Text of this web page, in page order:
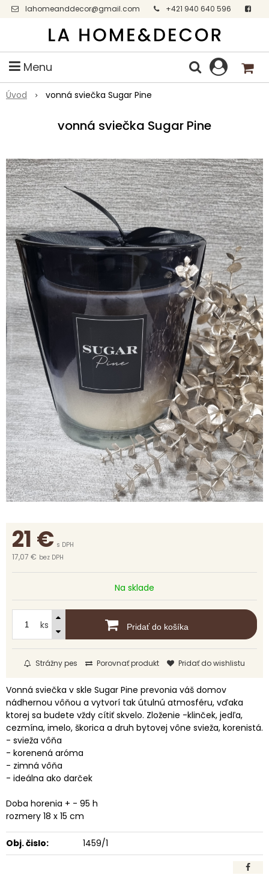
lahomeanddecor@gmail.com
+421 940 640 596
Facebook
Menu
Úvod vonná sviečka Sugar Pine
vonná sviečka Sugar Pine
21 € s DPH
17,07 € bez DPH
Na sklade
ks Pridať do košíka
Strážny pes Porovnať produkt Pridať do wishlistu
Vonná sviečka v skle Sugar Pine prevonia váš domov
nádhernou vôňou a vytvorí tak útulnú atmosféru, vďaka
ktorej sa budete vždy cítiť skvelo. Zloženie -klinček, jedľa,
cezmína, imelo, škorica a druh bytovej vône svieža, korenistá.
- svieža vôňa
- korenená aróma
- zimná vôňa
- ideálna ako darček
Doba horenia + - 95 h
rozmery 18 x 15 cm
Obj. čislo: 1459/1